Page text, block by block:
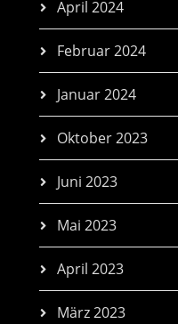
April 2024
Februar 2024
Januar 2024
Oktober 2023
Juni 2023
Mai 2023
April 2023
März 2023